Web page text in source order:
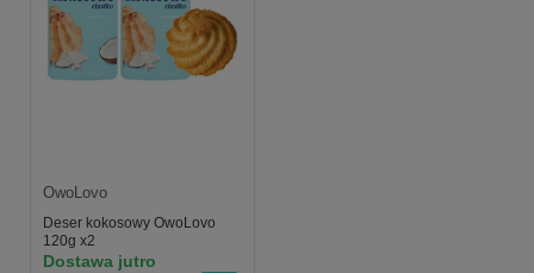
OwoLovo
Deser kokosowy OwoLovo
120g x2
Dostawa jutro